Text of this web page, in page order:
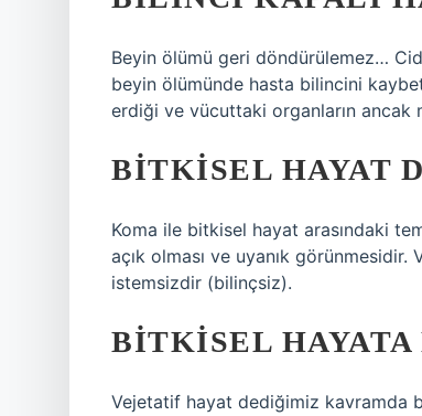
Beyin ölümü geri döndürülemez…
beyin ölümünde hasta bilincini
erdiği ve vücuttaki organların ancak
BITKISEL HAYAT
Koma ile bitkisel hayat arasındaki
açık olması ve uyanık
istemsizdir (bilinçsiz).
BITKISEL HAYATA
Vejetatif hayat dediğimiz kavramda